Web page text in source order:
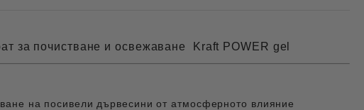
за почистване и освежаване Kraft POWER gel
на посивели дървесини от атмосферното влияние